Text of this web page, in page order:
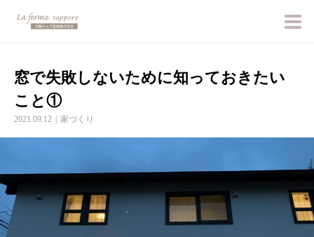
窓で失敗しないために知っておきたい
こと①
2021.09.12 家づくり